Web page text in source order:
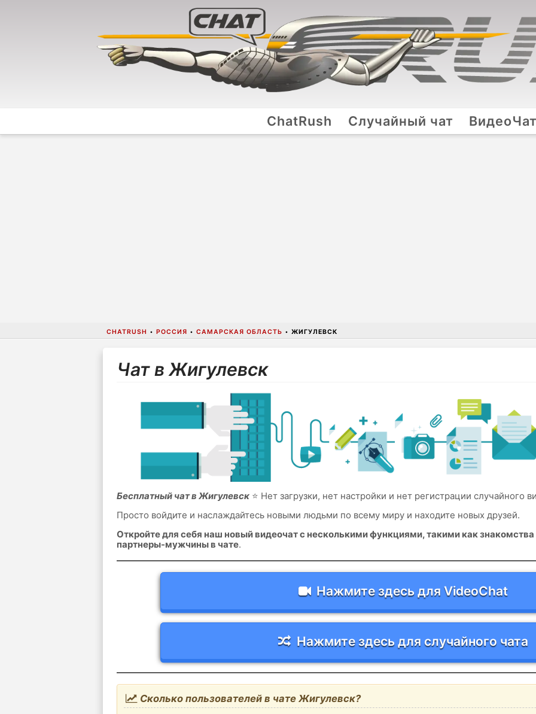
ChatRush Случайный чат
CHATRUSH • РОССИЯ • САМАРСКАЯ ОБЛАСТЬ • ЖИГУЛЕВСК
Чат в Жигулевск
Бесплатный чат в Жигулевск⭐ Нет загрузки, нет настройки и нет регистрации случайного
Просто войдите и наслаждайтесь новыми людьми по всему миру и находите новых друзей.
Откройте для себя наш новый видеочат с несколькими функциями, такими как
партнеры-мужчины в чате.
Нажмите здесь для VideoChat
Нажмите здесь для случайного чата
Сколько пользователей в чате Жигулевск?